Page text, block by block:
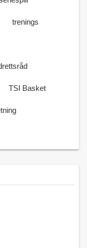
trenings
TSI Basket